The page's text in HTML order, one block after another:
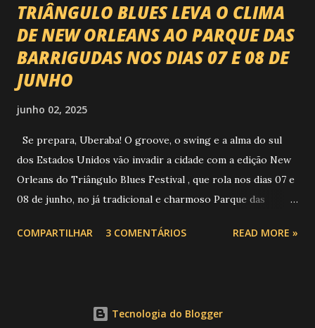
TRIÂNGULO BLUES LEVA O CLIMA
DE NEW ORLEANS AO PARQUE DAS
BARRIGUDAS NOS DIAS 07 E 08 DE
JUNHO
junho 02, 2025
Se prepara, Uberaba! O groove, o swing e a alma do sul
dos Estados Unidos vão invadir a cidade com a edição New
Orleans do Triângulo Blues Festival , que rola nos dias 07 e
08 de junho, no já tradicional e charmoso Parque das
Foto: https://www.trianguloblues.com.br/ ATRAÇÕES DE
internacionais, gastronomia, cervejas artesanais, aquele
COMPARTILHAR 3 COMENTÁRIOS READ MORE »
Tecnologia do Blogger